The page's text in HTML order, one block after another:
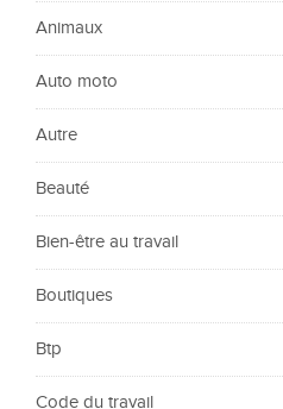
Animaux
Auto moto
Autre
Beauté
Bien-être au travail
Boutiques
Btp
Code du travail